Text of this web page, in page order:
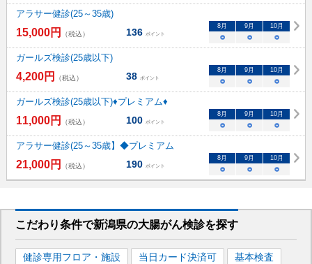
アラサー健診(25～35歳)
15,000円 （税込） 136 ポイント
8月 9月 10月
○ ○ ○
ガールズ検診(25歳以下)
4,200円 （税込） 38 ポイント
8月 9月 10月
○ ○ ○
ガールズ検診(25歳以下)♦プレミアム♦
11,000円 （税込） 100 ポイント
8月 9月 10月
○ ○ ○
アラサー健診(25～35歳】◆プレミアム
21,000円 （税込） 190 ポイント
8月 9月 10月
○ ○ ○
こだわり条件で新潟県の大腸がん検診を探す
健診専用フロア・施設 当日カード決済可
基本検査